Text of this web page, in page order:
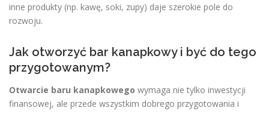
inne produkty (np. kawę, soki, zupy) daje szerokie pole do
rozwoju.
Jak otworzyć bar kanapkowy i być do tego
przygotowanym?
Otwarcie baru kanapkowego wymaga nie tylko inwestycji
finansowej, ale przede wszystkim dobrego przygotowania i